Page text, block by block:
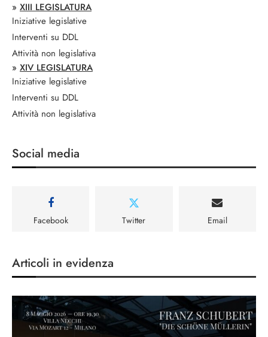
» XIII LEGISLATURA
Iniziative legislative
Interventi su DDL
Attività non legislativa
» XIV LEGISLATURA
Iniziative legislative
Interventi su DDL
Attività non legislativa
Social media
Facebook Twitter Email
Articoli in evidenza